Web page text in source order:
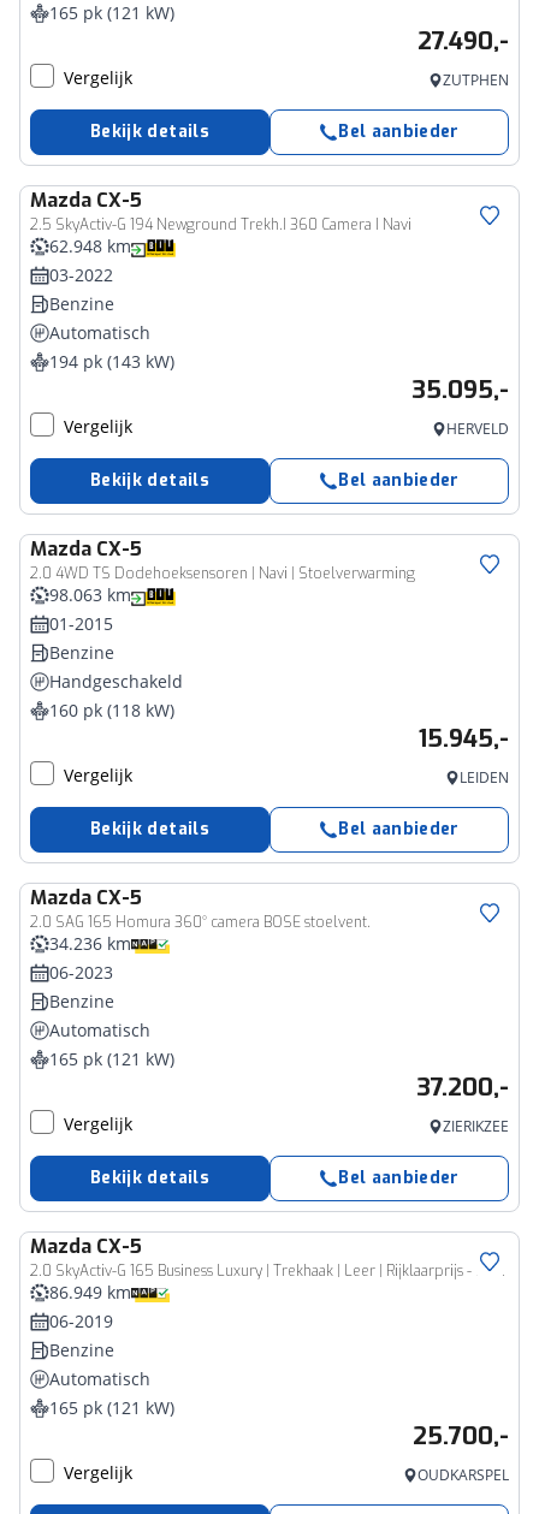
165 pk (121 kW)
27.490,-
Vergelijk ZUTPHEN
Bekijk details Bel aanbieder
Mazda CX-5
2.5 SkyActiv-G 194 Newground Trekh.I 360 Camera I Navi
62.948 km
03-2022
Benzine
Automatisch
194 pk (143 kW)
35.095,-
Vergelijk HERVELD
Bekijk details Bel aanbieder
Mazda CX-5
2.0 4WD TS Dodehoeksensoren | Navi | Stoelverwarming
98.063 km
01-2015
Benzine
Handgeschakeld
160 pk (118 kW)
15.945,-
Vergelijk LEIDEN
Bekijk details Bel aanbieder
Mazda CX-5
2.0 SAG 165 Homura 360° camera BOSE stoelvent.
34.236 km
06-2023
Benzine
Automatisch
165 pk (121 kW)
37.200,-
Vergelijk ZIERIKZEE
Bekijk details Bel aanbieder
Mazda CX-5
2.0 SkyActiv-G 165 Business Luxury | Trekhaak | Leer | Rijklaarprijs - incl.garantie
86.949 km
06-2019
Benzine
Automatisch
165 pk (121 kW)
25.700,-
Vergelijk OUDKARSPEL